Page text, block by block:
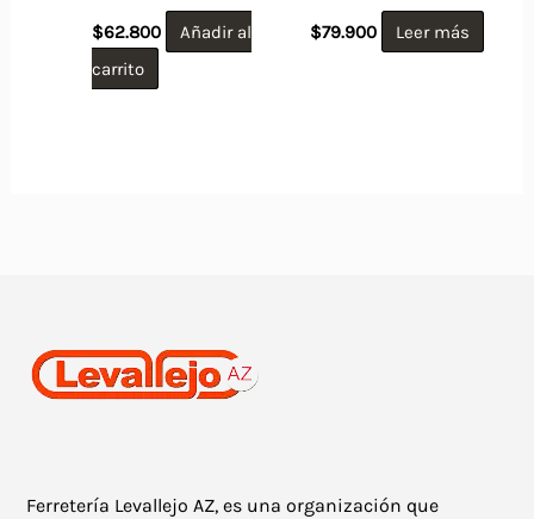
$62.800
Añadir al
carrito
$79.900 Leer más
Ferretería Levallejo AZ, es una organización que